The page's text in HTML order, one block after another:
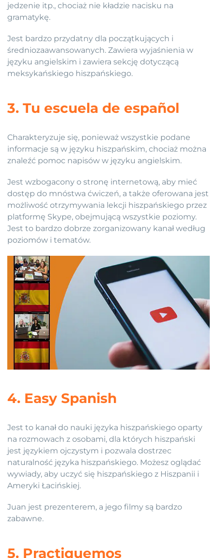
jedzenie itp., chociaż nie kładzie nacisku na
gramatykę.
Jest bardzo przydatny dla początkujących i
średniozaawansowanych. Zawiera wyjaśnienia w
języku angielskim i zawiera sekcję dotyczącą
meksykańskiego hiszpańskiego.
3. Tu escuela de español
Charakteryzuje się, ponieważ wszystkie podane
informacje są w języku hiszpańskim, chociaż można
znaleźć pomoc napisów w języku angielskim.
Jest wzbogacony o stronę internetową, aby mieć
dostęp do mnóstwa ćwiczeń, a także oferowana jest
możliwość otrzymywania lekcji hiszpańskiego przez
platformę Skype, obejmującą wszystkie poziomy.
Jest to bardzo dobrze zorganizowany kanał według
poziomów i tematów.
4. Easy Spanish
Jest to kanał do nauki języka hiszpańskiego oparty
na rozmowach z osobami, dla których hiszpański
jest językiem ojczystym i pozwala dostrzec
naturalność języka hiszpańskiego. Możesz oglądać
wywiady, aby uczyć się hiszpańskiego z Hiszpanii i
Ameryki Łacińskiej.
Juan jest prezenterem, a jego filmy są bardzo
zabawne.
5. Practiquemos